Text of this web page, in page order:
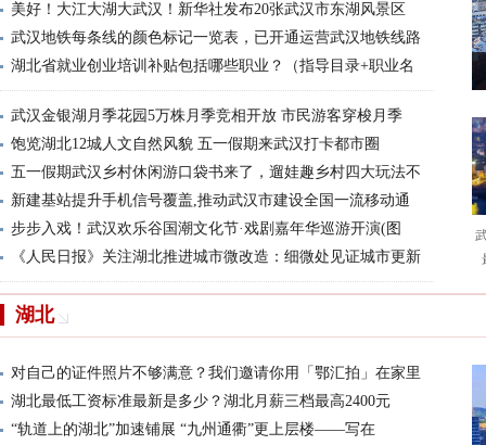
美好！大江大湖大武汉！新华社发布20张武汉市东湖风景区
武汉地铁每条线的颜色标记一览表，已开通运营武汉地铁线路
湖北省就业创业培训补贴包括哪些职业？（指导目录+职业名
武汉金银湖月季花园5万株月季竞相开放 市民游客穿梭月季
饱览湖北12城人文自然风貌 五一假期来武汉打卡都市圈
五一假期武汉乡村休闲游口袋书来了，遛娃趣乡村四大玩法不
新建基站提升手机信号覆盖,推动武汉市建设全国一流移动通
步步入戏！武汉欢乐谷国潮文化节·戏剧嘉年华巡游开演(图
《人民日报》关注湖北推进城市微改造：细微处见证城市更新
湖北
对自己的证件照片不够满意？我们邀请你用「鄂汇拍」在家里
湖北最低工资标准最新是多少？湖北月薪三档最高2400元
“轨道上的湖北”加速铺展 “九州通衢”更上层楼——写在